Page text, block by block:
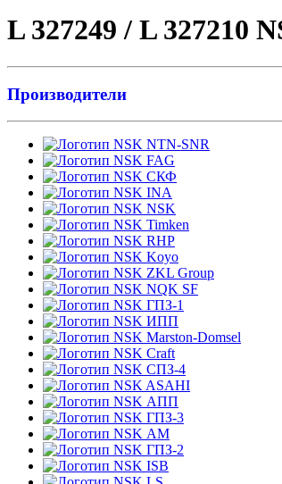
L 327249 / L 327210
Производители
NTN-SNR
FAG
СКФ
INA
NSK
Timken
RHP
Koyo
ZKL Group
NQK SF
ГПЗ-1
ИПП
Marston-Domsel
Craft
СПЗ-4
ASAHI
АПП
ГПЗ-3
АМ
ГПЗ-2
ISB